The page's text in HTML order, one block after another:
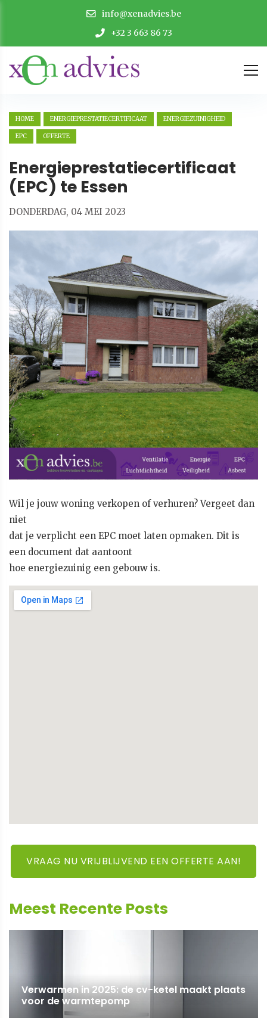
info@xenadvies.be
+32 3 663 86 73
HOME ENERGIEPRESTATIECERTIFICAAT ENERGIEZUINIGHEID
EPC OFFERTE
Energieprestatiecertificaat
(EPC) te Essen
DONDERDAG, 04 MEI 2023
Wil je jouw woning verkopen of verhuren? Vergeet dan
niet
dat je verplicht een EPC moet laten opmaken. Dit is
een document dat aantoont
hoe energiezuinig een gebouw is.
VRAAG NU VRIJBLIJVEND EEN OFFERTE AAN!
Meest Recente Posts
Verwarmen in 2025: de cv-ketel maakt plaats
voor de warmtepomp